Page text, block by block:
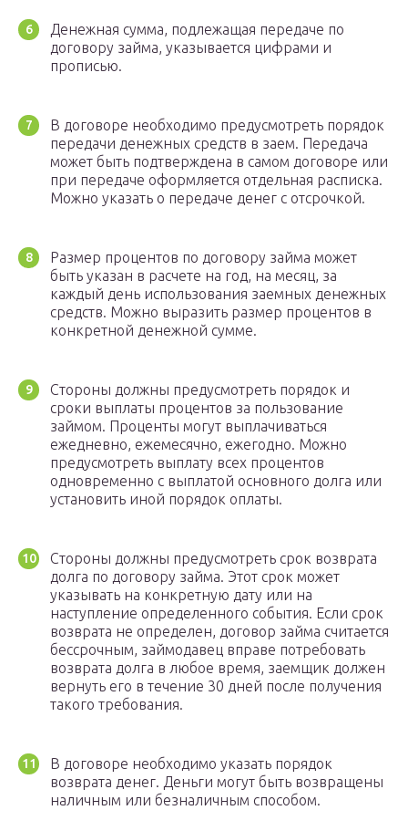
Денежная сумма, подлежащая передаче по
договору займа, указывается цифрами и
прописью.
В договоре необходимо предусмотреть порядок
передачи денежных средств в заем. Передача
может быть подтверждена в самом договоре или
при передаче оформляется отдельная расписка.
Можно указать о передаче денег с отсрочкой.
Размер процентов по договору займа может
быть указан в расчете на год, на месяц, за
каждый день использования заемных денежных
средств. Можно выразить размер процентов в
конкретной денежной сумме.
Стороны должны предусмотреть порядок и
сроки выплаты процентов за пользование
займом. Проценты могут выплачиваться
ежедневно, ежемесячно, ежегодно. Можно
предусмотреть выплату всех процентов
одновременно с выплатой основного долга или
установить иной порядок оплаты.
Стороны должны предусмотреть срок возврата
долга по договору займа. Этот срок может
указывать на конкретную дату или на
наступление определенного события. Если срок
возврата не определен, договор займа считается
бессрочным, займодавец вправе потребовать
возврата долга в любое время, заемщик должен
вернуть его в течение 30 дней после получения
такого требования.
В договоре необходимо указать порядок
возврата денег. Деньги могут быть возвращены
наличным или безналичным способом.